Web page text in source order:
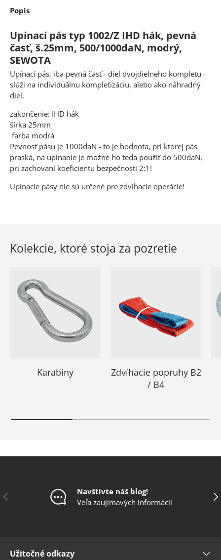
Popis
Upínací pás typ 1002/Z IHD hák, pevná
časť, š.25mm, 500/1000daN, modrý,
SEWOTA
Upínací pás, iba pevná časť - diel dvojdielneho kompletu -
slúži na individuálnu kompletizáciu, alebo ako náhradný
diel.
zakončenie: IHD hák
šírka 25mm
farba modrá
Pevnosť pásu je 1000daN - to je hodnota, pri ktorej pás
praská, na upínanie je možné ho teda použiť do 500daN,
pri zachovaní koeficientu bezpečnosti 2:1!
Upínacie pásy nie sú určené pre zdvíhacie operácie!
Kolekcie, ktoré stoja za pozretie
Karabíny
Zdvíhacie popruhy B2
/ B4
Predchádzajúce
Navštívte náš blog!
Veľa zaujímavých informácií
Užitočné odkazy